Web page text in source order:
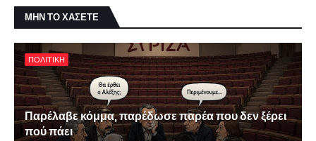
ΜΗΝ ΤΟ ΧΑΣΕΤΕ
ΠΟΛΙΤΙΚΗ
Παρέλαβε κόμμα, παρέδωσε παρέα που δεν ξέρει
πού πάει